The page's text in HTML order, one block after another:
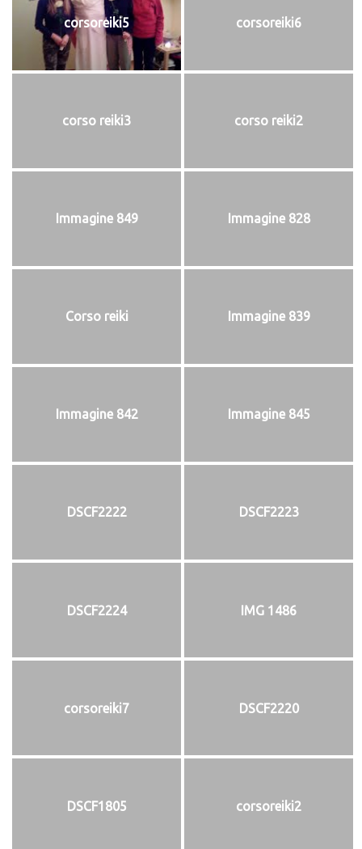
corsoreiki5 corsoreiki6
corso reiki3 corso reiki2
Immagine 849 Immagine 828
Corso reiki Immagine 839
Immagine 842 Immagine 845
DSCF2222 DSCF2223
DSCF2224 IMG 1486
corsoreiki7 DSCF2220
DSCF1805 corsoreiki2